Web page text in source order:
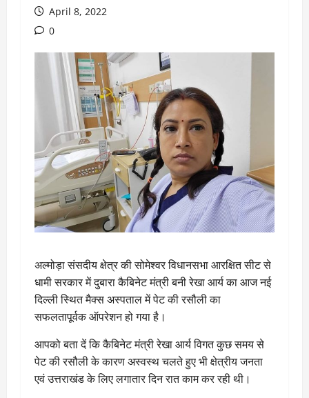
April 8, 2022
0
अल्मोड़ा संसदीय क्षेत्र की सोमेश्वर विधानसभा आरक्षित सीट से
धामी सरकार में दुबारा कैबिनेट मंत्री बनी रेखा आर्य का आज नई
दिल्ली स्थित मैक्स अस्पताल में पेट की रसौली का
सफलतापूर्वक ऑपरेशन हो गया है।
आपको बता दें कि कैबिनेट मंत्री रेखा आर्य विगत कुछ समय से
पेट की रसौली के कारण अस्वस्थ चलते हुए भी क्षेत्रीय जनता
एवं उत्तराखंड के लिए लगातार दिन रात काम कर रही थी।